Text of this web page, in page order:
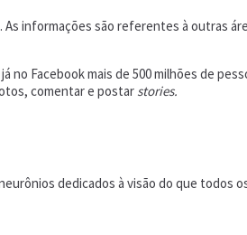
informações são referentes à outras
no Facebook mais de 500 milhões de
comentar e postar stories.
dedicados à visão do que todos